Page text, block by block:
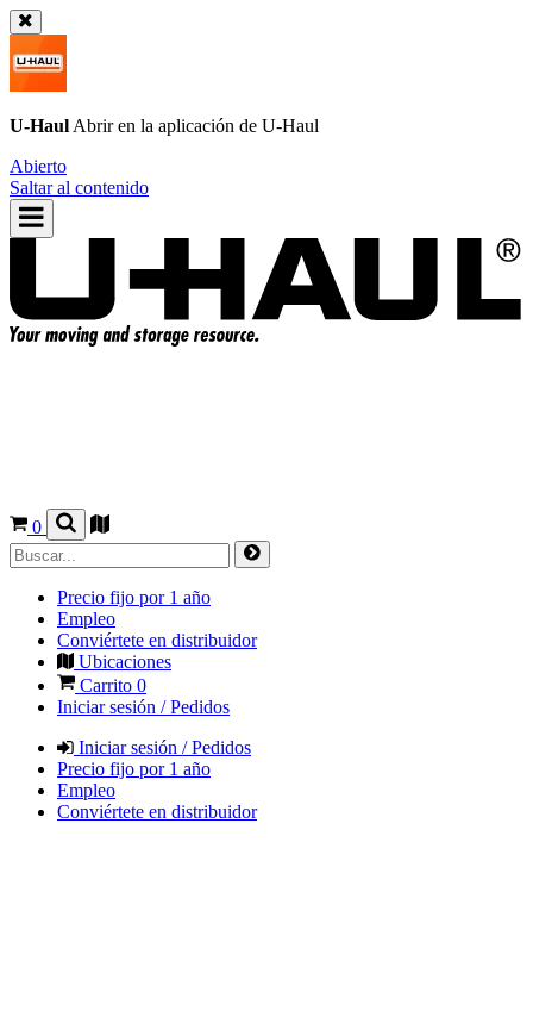
U-Haul Abrir en la aplicación de U-Haul
Abierto
Saltar al contenido
0
Precio fijo por 1 año
Empleo
Conviértete en distribuidor
Ubicaciones
Carrito 0
Iniciar sesión / Pedidos
Iniciar sesión / Pedidos
Precio fijo por 1 año
Empleo
Conviértete en distribuidor